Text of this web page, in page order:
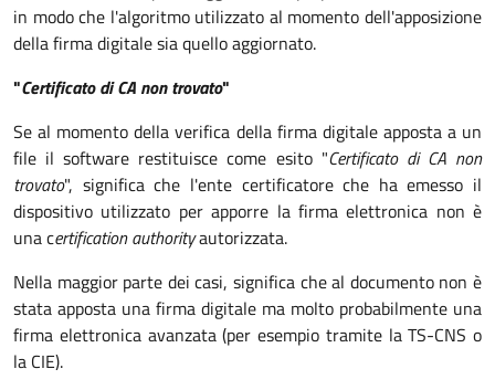
in modo che l'algoritmo utilizzato al momento dell'apposizione
della firma digitale sia quello aggiornato.
"Certificato di CA non trovato"
Se al momento della verifica della firma digitale apposta a un
file il software restituisce come esito "Certificato di CA non
trovato", significa che l'ente certificatore che ha emesso il
dispositivo utilizzato per apporre la firma elettronica non è
una certification authorityautorizzata.
Nella maggior parte dei casi, significa che al documento non è
stata apposta una firma digitale ma molto probabilmente una
firma elettronica avanzata (per esempio tramite la TS-CNS o
la CIE).